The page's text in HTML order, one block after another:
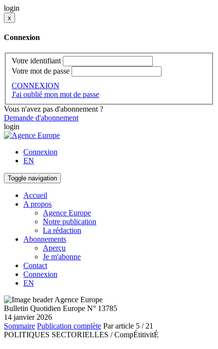
login
x
Connexion
Votre identifiant
Votre mot de passe
CONNEXION
J'ai oublié mon mot de passe
Vous n'avez pas d'abonnement ?
Demande d'abonnement
login
Connexion
EN
Toggle navigation
Accueil
A propos
Agence Europe
Notre publication
La rédaction
Abonnements
Aperçu
Je m'abonne
Contact
Connexion
EN
Bulletin Quotidien Europe N° 13785
14 janvier 2026
Sommaire Publication complète Par article 5 / 21
POLITIQUES SECTORIELLES / CompÉtitivitÉ